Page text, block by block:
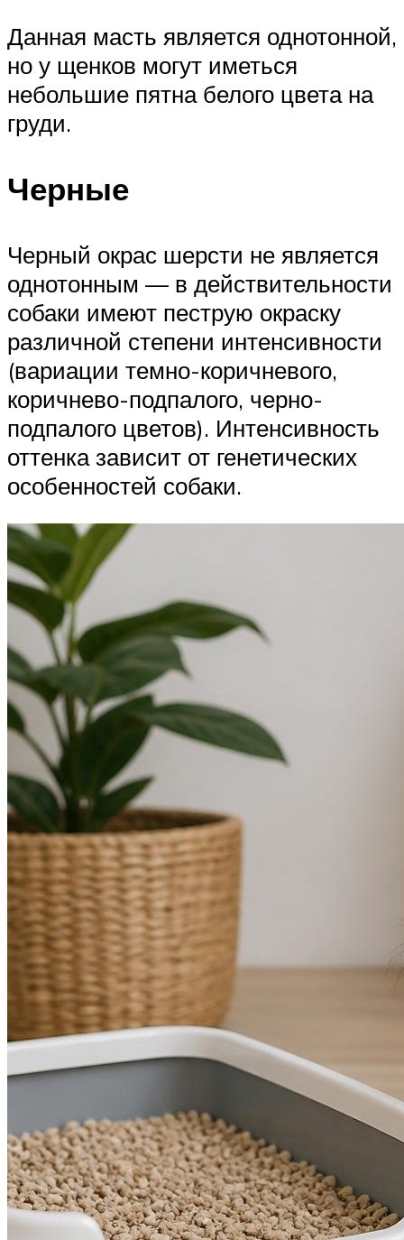
Данная масть является однотонной,
но у щенков могут иметься
небольшие пятна белого цвета на
груди.
Черные
Черный окрас шерсти не является
однотонным — в действительности
собаки имеют пеструю окраску
различной степени интенсивности
(вариации темно-коричневого,
коричнево-подпалого, черно-
подпалого цветов). Интенсивность
оттенка зависит от генетических
особенностей собаки.